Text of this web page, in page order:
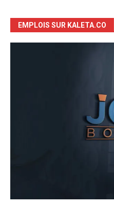
EMPLOIS SUR KALETA.CO